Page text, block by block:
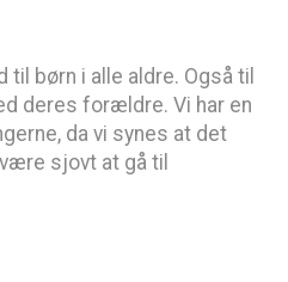
børn i alle aldre. Også til
deres forældre. Vi har en
da vi synes at det
sjovt at gå til